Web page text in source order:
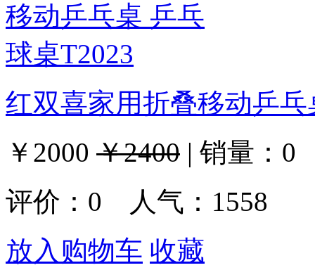
红双喜家用折叠移动乒
￥2000 ￥2400 | 销量： 0
评价： 0 人气：1558
放入购物车 收藏